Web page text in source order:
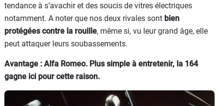
tendance à s’avachir et des soucis de vitres électriques
notamment. A noter que nos deux rivales sont bien
protégées contre la rouille, même si, vu leur grand âge, elle
peut attaquer leurs soubassements.
Avantage : Alfa Romeo. Plus simple à entretenir, la 164
gagne ici pour cette raison.